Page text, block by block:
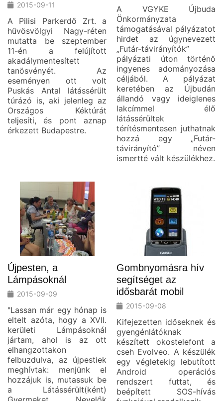
2015-09-11
A Pilisi Parkerdő Zrt. a
hűvösvölgyi Nagy-réten
mutatta be szeptember
11-én a felújított
akadálymentesített
tanösvényét. Az
eseményen ott volt
Puskás Antal látássérült
túrázó is, aki jelenleg az
Országos Kéktúrát
teljesíti, és pont aznap
érkezett Budapestre.
A VGYKE Újbuda
Önkormányzata
támogatásával pályázatot
hirdet az úgynevezett
„Futár-távirányítók”
pályázati úton történő
ingyenes adományozása
céljából. A pályázat
keretében az Újbudán
állandó vagy ideiglenes
lakcímmel élő
látássérültek
térítésmentesen juthatnak
hozzá egy „Futár-
távirányító” néven
ismertté vált készülékhez.
Újpesten, a
Lámpásoknál
2015-09-09
"Lassan már egy hónap is
eltelt azóta, hogy a XVII.
kerületi Lámpásoknál
jártam, ahol is az ott
elhangzottakon
felbuzdulva, az újpestiek
meghívtak: menjünk el
hozzájuk is, mutassuk be
a Látássérült(ként)
Gombnyomásra hív
segítséget az
idősbarát mobil
2015-09-08
Kifejezetten időseknek és
gyengénlátóknak
készített okostelefont a
cseh Evolveo. A készülék
egy végletekig lebutított
Android operációs
rendszert futtat, és
beépített SOS-hívás